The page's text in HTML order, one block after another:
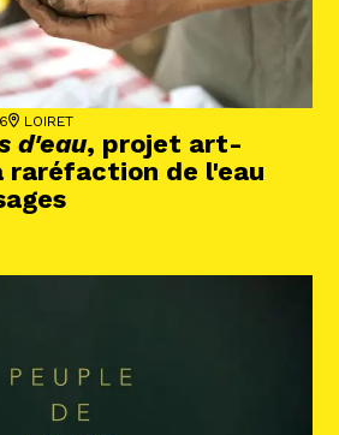
LOIRET
d'eau, projet art-
raréfaction de l'eau